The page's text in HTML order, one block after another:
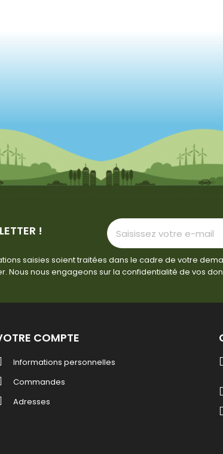
!
saisies soient traitées dans le cadre de votre
Nous nous engageons sur la confidentialité de vos
COMPTE
Informations personnelles
Commandes
Adresses